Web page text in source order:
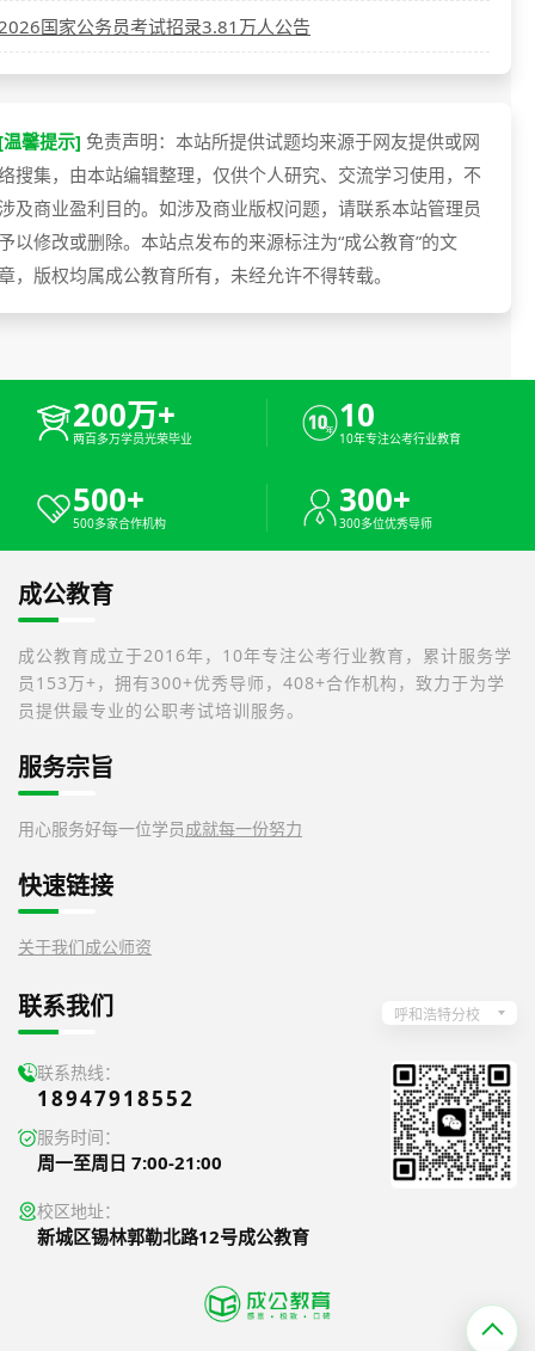
国家公务员考试招录3.81万人公告
馨提示] 免责声明：本站所提供试题均来源于网友提供或网
搜集，由本站编辑整理，仅供个人研究、交流学习使用，不
及商业盈利目的。如涉及商业版权问题，请联系本站管理员
以修改或删除。本站点发布的来源标注为“成公教育”的文
，版权均属成公教育所有，未经允许不得转载。
200万+
两百多万学员光荣毕业
10
10年专注公考行业教育
500+
500多家合作机构
300+
300多位优秀导师
成公教育
成公教育成立于2016年，10年专注公考行业教育，累计服务学
员153万+，拥有300+优秀导师，408+合作机构，致力于为学
员提供最专业的公职考试培训服务。
服务宗旨
用心服务好每一位学员成就每一份努力
快速链接
关于我们成公师资
联系我们 呼和浩特分校
联系热线：
18947918552
服务时间：
周一至周日 7:00-21:00
校区地址：
新城区锡林郭勒北路12号成公教育